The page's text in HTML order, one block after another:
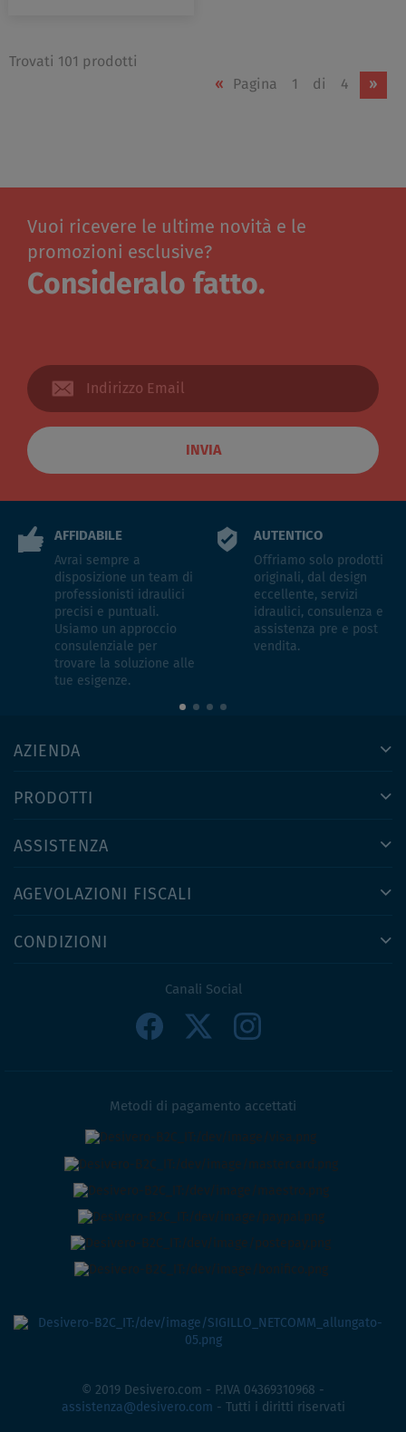
Trovati 101 prodotti
« Pagina 1 di 4 »
Vuoi ricevere le ultime novità e le
promozioni esclusive?
Consideralo fatto.
INVIA
AFFIDABILE
Avrai sempre a
disposizione un team di
professionisti idraulici
precisi e puntuali.
Usiamo un approccio
consulenziale per
trovare la soluzione alle
tue esigenze.
AUTENTICO
Offriamo solo prodotti
originali, dal design
eccellente, servizi
idraulici, consulenza e
assistenza pre e post
vendita.
AZIENDA
PRODOTTI
ASSISTENZA
AGEVOLAZIONI FISCALI
CONDIZIONI
Canali Social
Metodi di pagamento accettati
© 2019 Desivero.com - P.IVA 04369310968 -
assistenza@desivero.com - Tutti i diritti riservati